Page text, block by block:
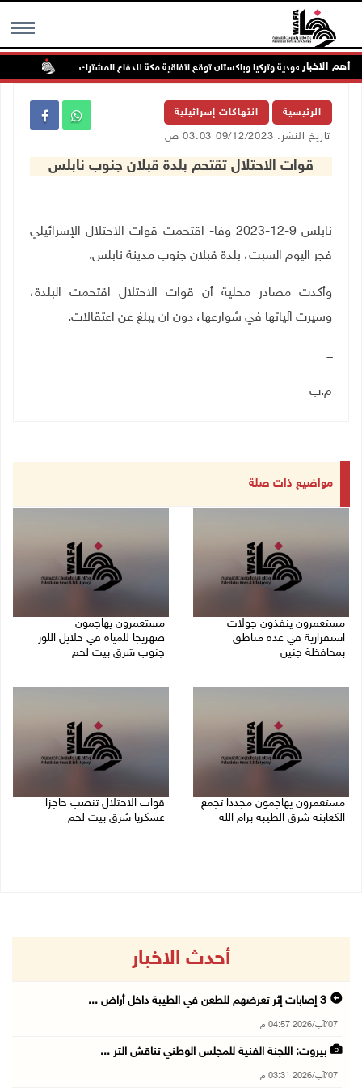
MENU أهم الاخبارالسعودية وتركيا وباكستان توقع اتفاقية مكة للدفاع المشترك
الرئيسية انتهاكات إسرائيلية
تاريخ النشر: 09/12/2023 03:03 ص
قوات الاحتلال تقتحم بلدة قبلان جنوب نابلس
نابلس 9-12-2023 وفا- اقتحمت قوات الاحتلال الإسرائيلي
فجر اليوم السبت، بلدة قبلان جنوب مدينة نابلس.
وأكدت مصادر محلية أن قوات الاحتلال اقتحمت البلدة،
وسيرت آلياتها في شوارعها، دون ان يبلغ عن اعتقالات.
ـــ
م.ب
مواضيع ذات صلة
مستعمرون ينفذون جولات
استفزازية في عدة مناطق
بمحافظة جنين
مستعمرون يهاجمون
صهريجا للمياه في خلايل اللوز
جنوب شرق بيت لحم
مستعمرون يهاجمون مجددا تجمع
الكعابنة شرق الطيبة برام الله
قوات الاحتلال تنصب حاجزا
عسكريا شرق بيت لحم
أحدث الاخبار
3 إصابات إثر تعرضهم للطعن في الطيبة داخل أراض ...
07/آب/2026 04:57 م
بيروت: اللجنة الفنية للمجلس الوطني تناقش التر ...
07/آب/2026 03:31 م